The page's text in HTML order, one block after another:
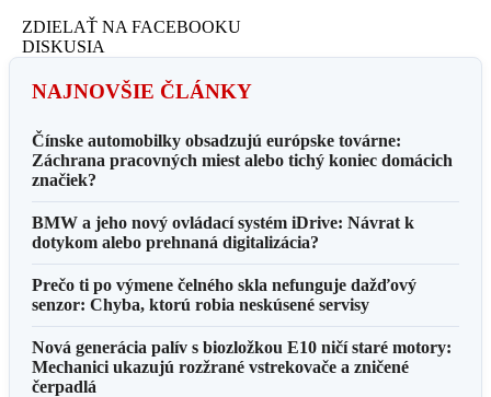
ZDIELAŤ NA FACEBOOKU
DISKUSIA
NAJNOVŠIE ČLÁNKY
Čínske automobilky obsadzujú európske továrne:
Záchrana pracovných miest alebo tichý koniec domácich
značiek?
BMW a jeho nový ovládací systém iDrive: Návrat k
dotykom alebo prehnaná digitalizácia?
Prečo ti po výmene čelného skla nefunguje dažďový
senzor: Chyba, ktorú robia neskúsené servisy
Nová generácia palív s biozložkou E10 ničí staré motory:
Mechanici ukazujú rozžrané vstrekovače a zničené
čerpadlá